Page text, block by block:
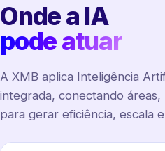
Onde a IA
pode atuar
A XMB aplica Inteligência
integrada, conectando áreas,
para gerar eficiência, escala